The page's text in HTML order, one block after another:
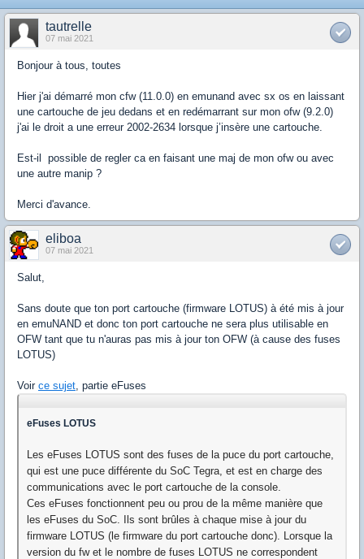
tautrelle
07 mai 2021
Bonjour à tous, toutes
Hier j'ai démarré mon cfw (11.0.0) en emunand avec sx os en laissant
une cartouche de jeu dedans et en redémarrant sur mon ofw (9.2.0)
j'ai le droit a une erreur 2002-2634 lorsque j’insère une cartouche.
Est-il possible de regler ca en faisant une maj de mon ofw ou avec
une autre manip ?
Merci d'avance.
eliboa
07 mai 2021
Salut,
Sans doute que ton port cartouche (firmware LOTUS) à été mis à jour
en emuNAND et donc ton port cartouche ne sera plus utilisable en
OFW tant que tu n'auras pas mis à jour ton OFW (à cause des fuses
LOTUS)
Voir ce sujet, partie eFuses
eFuses LOTUS
Les eFuses LOTUS sont des fuses de la puce du port cartouche,
qui est une puce différente du SoC Tegra, et est en charge des
communications avec le port cartouche de la console.
Ces eFuses fonctionnent peu ou prou de la même manière que
les eFuses du SoC. Ils sont brûles à chaque mise à jour du
firmware LOTUS (le firmware du port cartouche donc). Lorsque la
version du fw et le nombre de fuses LOTUS ne correspondent